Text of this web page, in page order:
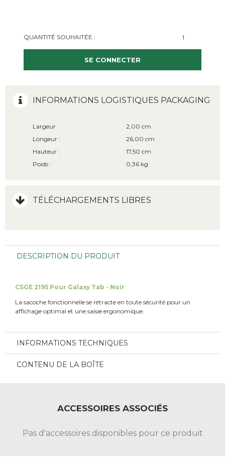
QUANTITÉ SOUHAITÉE :
SE CONNECTER
INFORMATIONS LOGISTIQUES PACKAGING
Largeur :
2,00 cm
Longeur :
26,00 cm
Hauteur :
17,50 cm
Poids :
0,36 kg
TÉLÉCHARGEMENTS LIBRES
DESCRIPTION DU PRODUIT
CSGE 2195 Pour Galaxy Tab - Noir
La sacoche fonctionnelle se rétracte en toute sécurité pour un
affichage optimal et une saisie ergonomique.
INFORMATIONS TECHNIQUES
CONTENU DE LA BOÎTE
ACCESSOIRES ASSOCIÉS
Pas d'accessoires disponibles pour ce produit